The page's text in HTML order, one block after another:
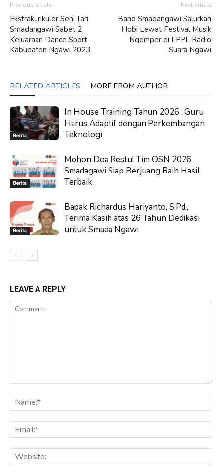
Previous article
Ekstrakurikuler Seni Tari
Smadangawi Sabet 2
Kejuaraan Dance Sport
Kabupaten Ngawi 2023
Next article
Band Smadangawi Salurkan
Hobi Lewat Festival Musik
Ngemper di LPPL Radio
Suara Ngawi
RELATED ARTICLES MORE FROM AUTHOR
Berita
In House Training Tahun 2026 : Guru
Harus Adaptif dengan Perkembangan
Teknologi
Berita
Mohon Doa Restu! Tim OSN 2026
Smadagawi Siap Berjuang Raih Hasil
Terbaik
Berita
Bapak Richardus Hariyanto, S.Pd.,
Terima Kasih atas 26 Tahun Dedikasi
untuk Smada Ngawi
LEAVE A REPLY